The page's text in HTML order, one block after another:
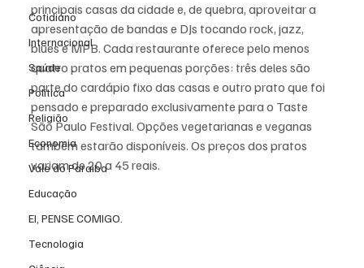
Cotidiano
Internacional
Saúde
Politica
Religião
Economia
Vale do Paraiba
Educação
EI, PENSE COMIGO.
Tecnologia
principais casas da cidade e, de quebra, aproveitar a
apresentação de bandas e DJs tocando rock, jazz,
blues e MPB. Cada restaurante oferece pelo menos
quatro pratos em pequenas porções: três deles são
parte do cardápio fixo das casas e outro prato que foi
pensado e preparado exclusivamente para o Taste
São Paulo Festival. Opções vegetarianas e veganas
também estarão disponíveis. Os preços dos pratos
variam de 20 a 45 reais.